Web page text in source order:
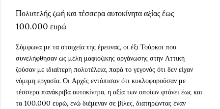
Πολυτελής ζωή και τέσσερα αυτοκίνητα αξίας έως
100.000 ευρώ
Σύμφωνα με τα στοιχεία της έρευνας, οι έξι Τούρκοι που
συνελήφθησαν ως μέλη μαφιόζικης οργάνωσης στην Αττική
ζούσαν με ιδιαίτερη πολυτέλεια, παρά το γεγονός ότι δεν είχαν
νόμιμη εργασία. Οι Αρχές εντόπισαν ότι κυκλοφορούσαν με
τέσσερα πανάκριβα αυτοκίνητα, η αξία των οποίων φτάνει έως και
τα 100.000 ευρώ, ενώ διέμεναν σε βίλες, διατηρώντας έναν